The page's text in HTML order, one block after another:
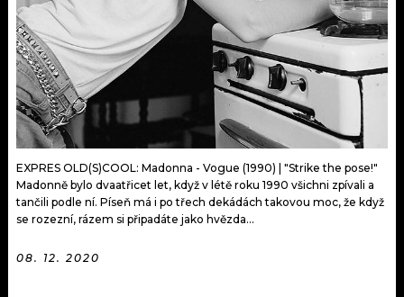
TRENDY
KULTURA
MIX
OSTATNÍ
EXPRES OLD(S)COOL: Madonna - Vogue (1990) | "Strike the pose!"
Madonně bylo dvaatřicet let, když v létě roku 1990 všichni zpívali a
tančili podle ní. Píseň má i po třech dekádách takovou moc, že když
se rozezní, rázem si připadáte jako hvězda...
08. 12. 2020